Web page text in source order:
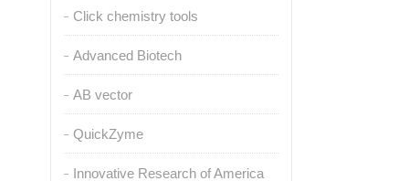
Click chemistry tools
Advanced Biotech
AB vector
QuickZyme
Innovative Research of America